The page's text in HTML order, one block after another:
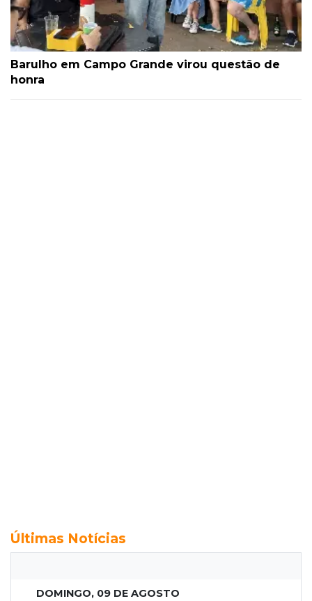
Barulho em Campo Grande virou questão de
honra
Últimas Notícias
DOMINGO, 09 DE AGOSTO